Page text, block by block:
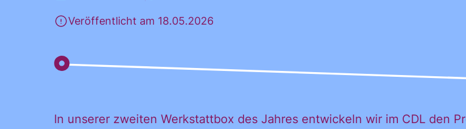
Veröffentlicht am 18.05.2026
In unserer zweiten Werkstattbox des Jahres entwickeln wir im CDL den